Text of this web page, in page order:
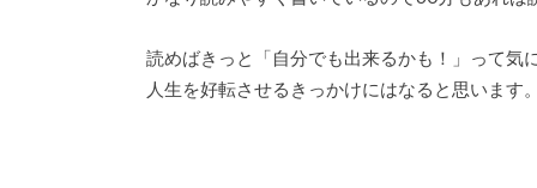
読めばきっと「自分でも出来るかも！」って気
人生を好転させるきっかけにはなると思います。